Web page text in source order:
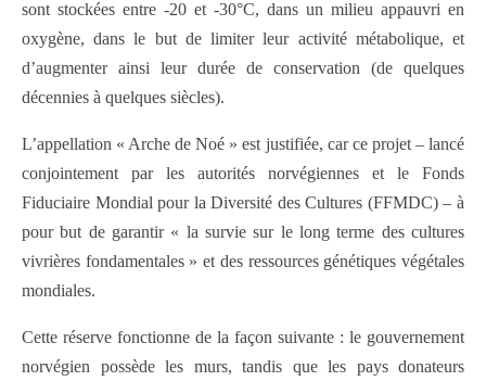
sont stockées entre -20 et -30°C, dans un milieu appauvri en
oxygène, dans le but de limiter leur activité métabolique, et
d’augmenter ainsi leur durée de conservation (de quelques
décennies à quelques siècles).
L’appellation « Arche de Noé » est justifiée, car ce projet – lancé
conjointement par les autorités norvégiennes et le Fonds
Fiduciaire Mondial pour la Diversité des Cultures (FFMDC) – à
pour but de garantir « la survie sur le long terme des cultures
vivrières fondamentales » et des ressources génétiques végétales
mondiales.
Cette réserve fonctionne de la façon suivante : le gouvernement
norvégien possède les murs, tandis que les pays donateurs